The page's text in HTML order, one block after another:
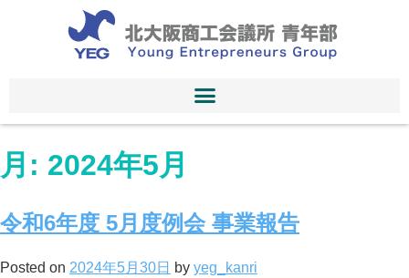
月: 2024年5月
令和6年度 5月度例会 事業報告
Posted on 2024年5月30日 by yeg_kanri